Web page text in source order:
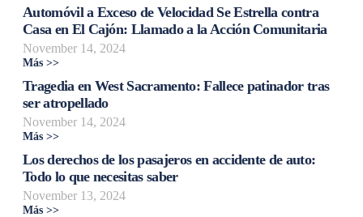
Automóvil a Exceso de Velocidad Se Estrella contra
Casa en El Cajón: Llamado a la Acción Comunitaria
November 14, 2024
Más >>
Tragedia en West Sacramento: Fallece patinador tras
ser atropellado
November 14, 2024
Más >>
Los derechos de los pasajeros en accidente de auto:
Todo lo que necesitas saber
November 13, 2024
Más >>